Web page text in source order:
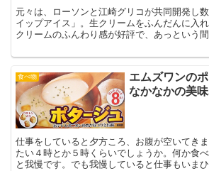
元々は、ローソンと江崎グリコが共同開発し
イップアイス」。生クリームをふんだんに入
クリームのふんわり感が好評で、あっという
食べ物
エムズワンの
なかなかの美味
仕事をしていると夕方ころ、お腹が空いてき
たい４時とか５時くらいでしょうか。何か食
と我慢です。でも我慢していると仕事もいま